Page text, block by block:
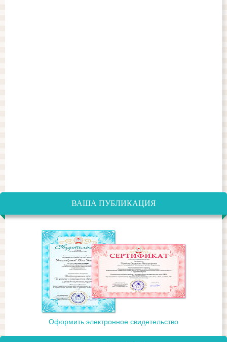
ВАША ПУБЛИКАЦИЯ
Оформить электронное свидетельство